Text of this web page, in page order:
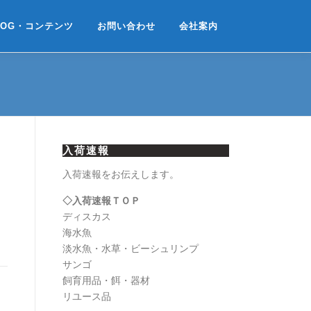
・コンテンツ お問い合わせ 会社案内
入荷速報
入荷速報をお伝えします。
◇入荷速報ＴＯＰ
ディスカス
海水魚
淡水魚・水草・ビーシュリンプ
サンゴ
飼育用品・餌・器材
リユース品